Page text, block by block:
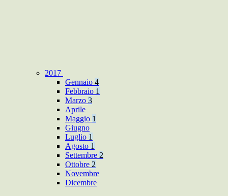
2017
Gennaio 4
Febbraio 1
Marzo 3
Aprile
Maggio 1
Giugno
Luglio 1
Agosto 1
Settembre 2
Ottobre 2
Novembre
Dicembre